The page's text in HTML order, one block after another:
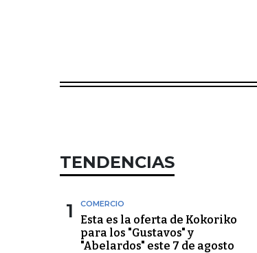
TENDENCIAS
1 COMERCIO
Esta es la oferta de Kokoriko
para los "Gustavos" y
"Abelardos" este 7 de agosto